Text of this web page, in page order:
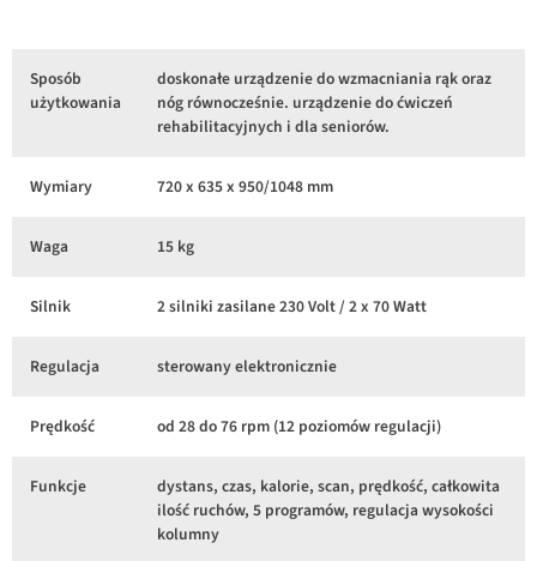
Sposób
użytkowania
doskonałe urządzenie do wzmacniania rąk oraz
nóg równocześnie. urządzenie do ćwiczeń
rehabilitacyjnych i dla seniorów.
Wymiary 720 x 635 x 950/1048 mm
Waga 15 kg
Silnik 2 silniki zasilane 230 Volt / 2 x 70 Watt
Regulacja sterowany elektronicznie
Prędkość od 28 do 76 rpm (12 poziomów regulacji)
Funkcje
dystans, czas, kalorie, scan, prędkość, całkowita
ilość ruchów, 5 programów, regulacja wysokości
kolumny